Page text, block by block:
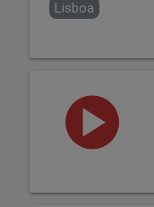
Lisboa